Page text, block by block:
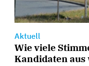
Aktuell
Wie viele
Kandidaten aus